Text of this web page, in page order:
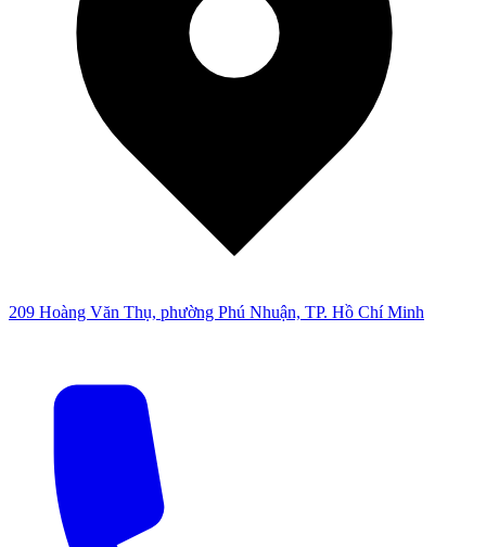
209 Hoàng Văn Thụ, phường Phú Nhuận, TP. Hồ Chí Minh